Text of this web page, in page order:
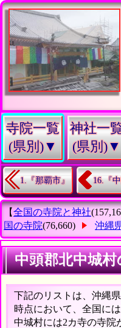
寺院一覧
(県別)▼
神社一
(県別)▼
1.『那覇市』 16.『
【全国の寺院と神社
国の寺院(76,660) 沖縄
中頭郡北中城
下記のリストは、沖縄
時点において、全国に
中城村には2カ寺の寺院